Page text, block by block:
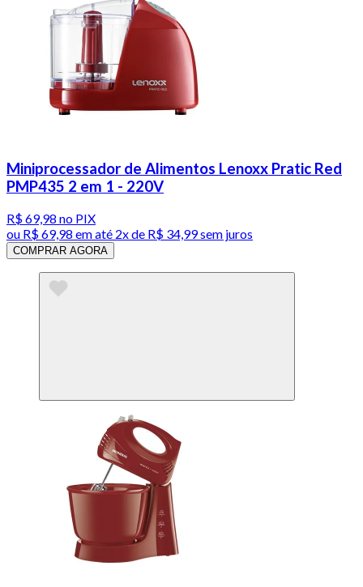
Miniprocessador de Alimentos Lenoxx Pratic Red
PMP435 2 em 1 - 220V
R$ 69,98 no PIX
ou R$ 69,98 em até 2x de R$ 34,99 sem juros
COMPRAR AGORA